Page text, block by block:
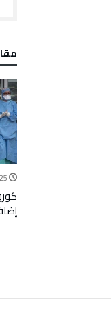
25 يناير 2021
إضافية